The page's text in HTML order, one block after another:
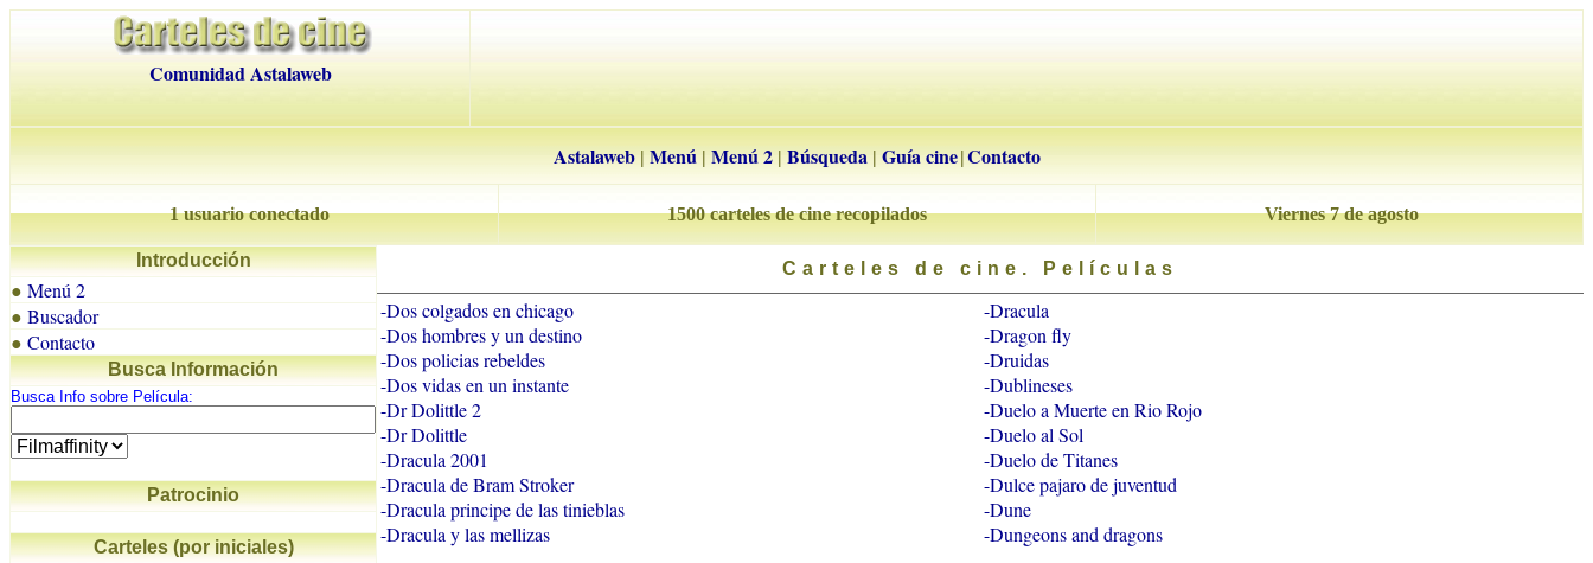
Comunidad Astalaweb
Astalaweb| Menú| Menú 2 | Búsqueda | Guía cine |Contacto
1 usuario conectado 1500 carteles de cine recopilados Viernes 7 de agosto
Introducción
● Menú 2
● Buscador
● Contacto
Busca Información
Busca Info sobre Película:
Patrocinio
Carteles (por iniciales)
Carteles de cine. Películas
-Dos colgados en chicago
-Dos hombres y un destino
-Dos policias rebeldes
-Dos vidas en un instante
-Dr Dolittle 2
-Dr Dolittle
-Dracula 2001
-Dracula de Bram Stroker
-Dracula principe de las tinieblas
-Dracula y las mellizas
-Dracula
-Dragon fly
-Druidas
-Dublineses
-Duelo a Muerte en Rio Rojo
-Duelo al Sol
-Duelo de Titanes
-Dulce pajaro de juventud
-Dune
-Dungeons and dragons